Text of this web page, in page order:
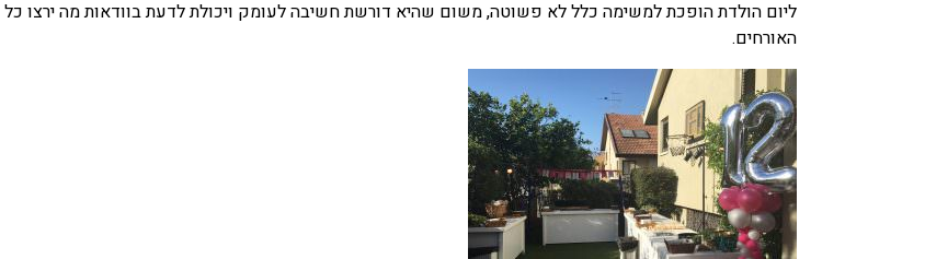
ליום הולדת הופכת למשימה כלל לא פשוטה, משום שהיא דורשת חשיבה לעומק ויכולת לדעת בוודאות מה ירצו כל
האורחים.